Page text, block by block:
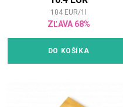
104 EUR/1
ZĽAVA 68%
DO KOŠÍKA